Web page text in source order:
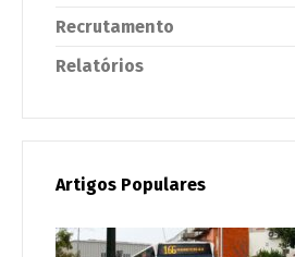
Recrutamento
Relatórios
Artigos Populares